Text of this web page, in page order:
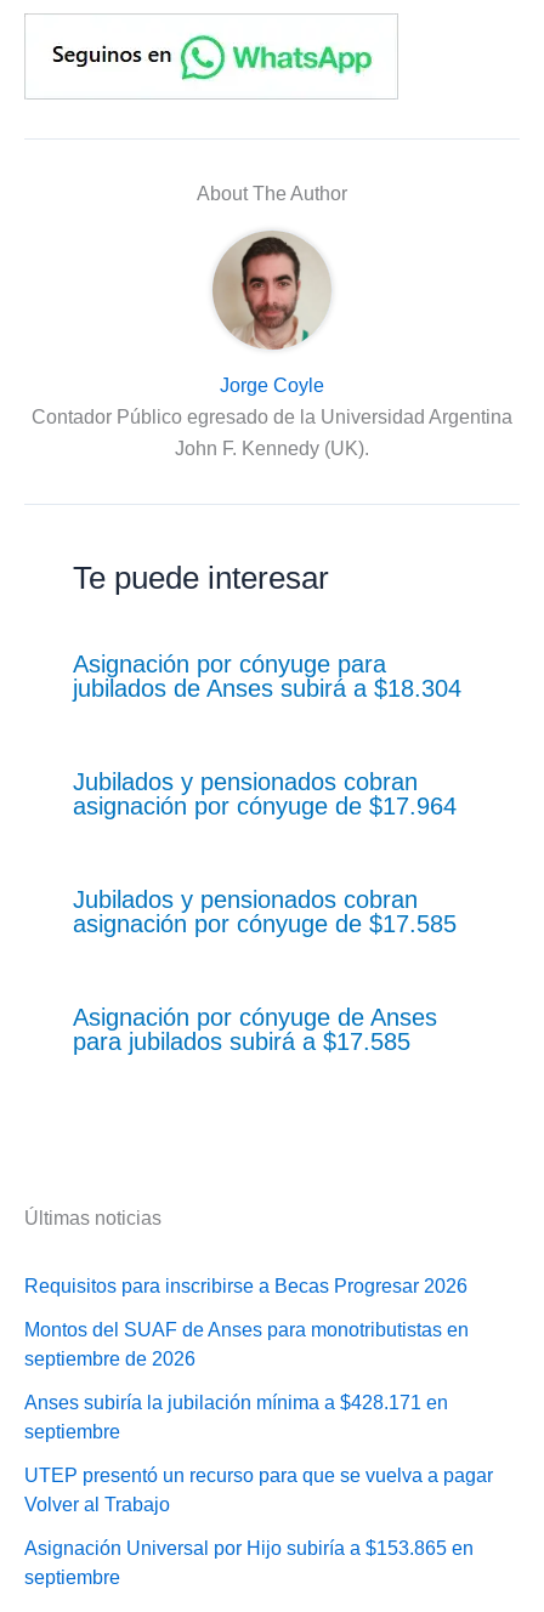
About The Author
Jorge Coyle
Contador Público egresado de la Universidad Argentina
John F. Kennedy (UK).
Te puede interesar
Asignación por cónyuge para
jubilados de Anses subirá a $18.304
Jubilados y pensionados cobran
asignación por cónyuge de $17.964
Jubilados y pensionados cobran
asignación por cónyuge de $17.585
Asignación por cónyuge de Anses
para jubilados subirá a $17.585
Últimas noticias
Requisitos para inscribirse a Becas Progresar 2026
Montos del SUAF de Anses para monotributistas en
septiembre de 2026
Anses subiría la jubilación mínima a $428.171 en
septiembre
UTEP presentó un recurso para que se vuelva a pagar
Volver al Trabajo
Asignación Universal por Hijo subiría a $153.865 en
septiembre